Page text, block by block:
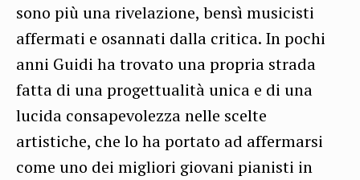
sono più una rivelazione, bensì musicisti
affermati e osannati dalla critica. In pochi
anni Guidi ha trovato una propria strada
fatta di una progettualità unica e di una
lucida consapevolezza nelle scelte
artistiche, che lo ha portato ad affermarsi
come uno dei migliori giovani pianisti in